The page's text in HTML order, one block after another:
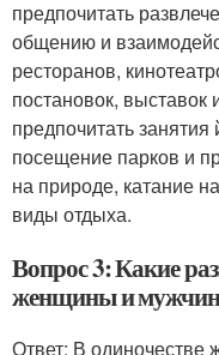
предпочитать
общению и
ресторанов,
постановок, выставок
предпочитать
посещение парков и
на природе, катание
виды отдыха.
Вопрос 3: Какие
женщины и
Ответ: В одиночестве